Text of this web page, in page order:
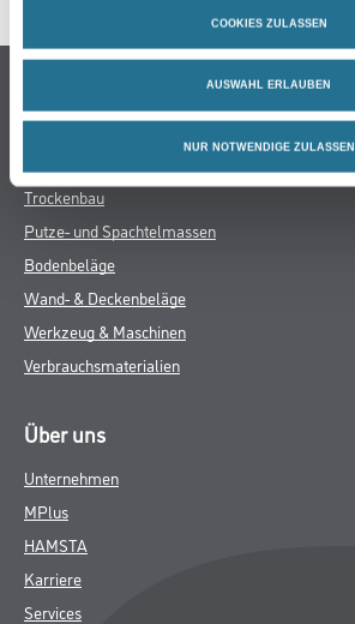
COOKIES ZULASSEN
AUSWAHL ERLAUBEN
NUR NOTWENDIGE ZULASSEN
Farbe
Trockenbau
Putze- und Spachtelmassen
Bodenbeläge
Wand- & Deckenbeläge
Werkzeug & Maschinen
Verbrauchsmaterialien
Über uns
Unternehmen
MPlus
HAMSTA
Karriere
Services